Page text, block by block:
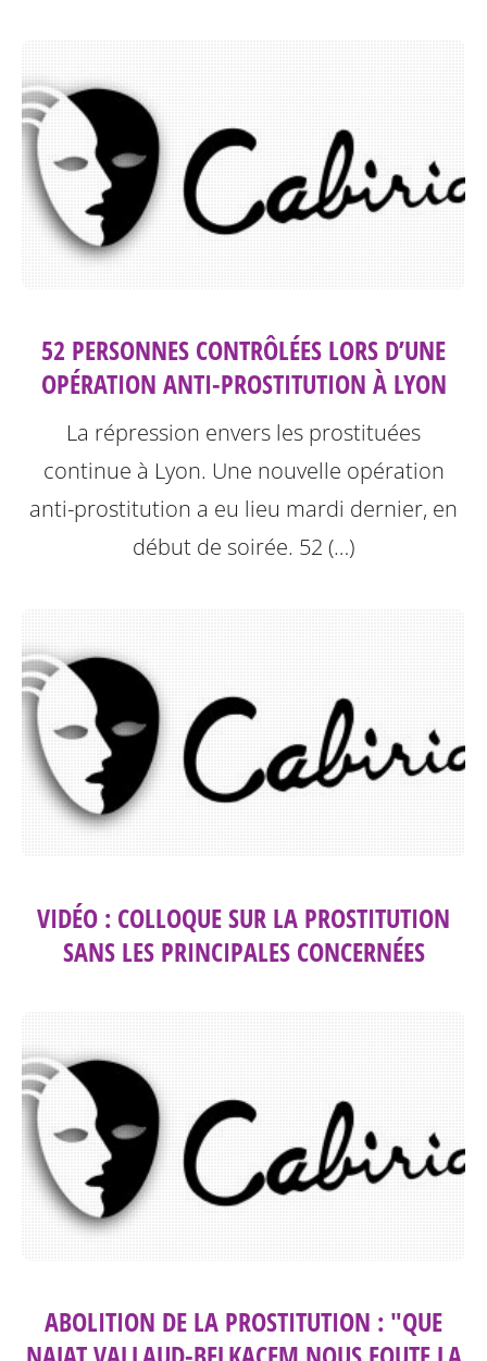
52 PERSONNES CONTRÔLÉES LORS D’UNE
OPÉRATION ANTI-PROSTITUTION À LYON
La répression envers les prostituées
continue à Lyon. Une nouvelle opération
anti-prostitution a eu lieu mardi dernier, en
début de soirée. 52 (…)
VIDÉO : COLLOQUE SUR LA PROSTITUTION
SANS LES PRINCIPALES CONCERNÉES
ABOLITION DE LA PROSTITUTION : "QUE